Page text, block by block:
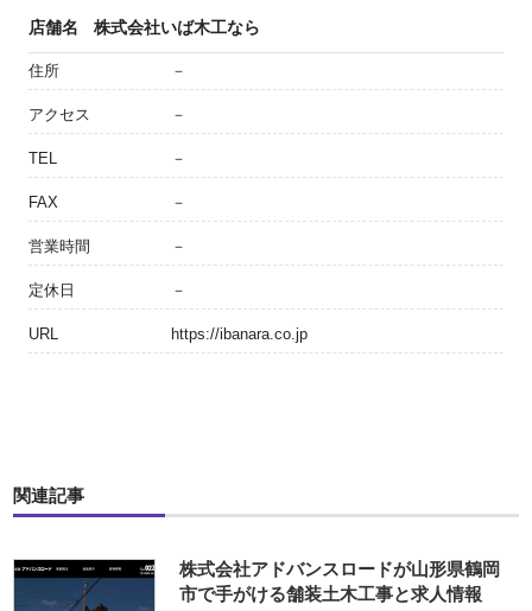
店舗名 株式会社いば木工なら
住所 －
アクセス －
TEL －
FAX －
営業時間 －
定休日 －
URL https://ibanara.co.jp
関連記事
株式会社アドバンスロードが山形県鶴岡
市で手がける舗装土木工事と求人情報